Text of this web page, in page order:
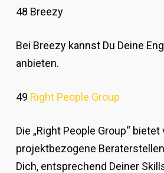
48 Breezy
Bei Breezy kannst Du Deine
anbieten.
49 Right People Group
Die „Right People Group“
projektbezogene
Dich, entsprechend Deiner